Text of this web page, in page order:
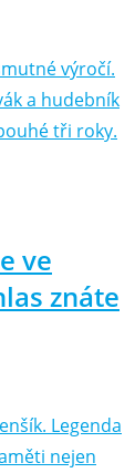
výročí.
a hudebník
tři roky.
ve
znáte
Legenda
nejen